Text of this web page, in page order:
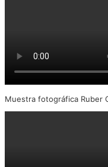
Muestra fotográfica Ruber